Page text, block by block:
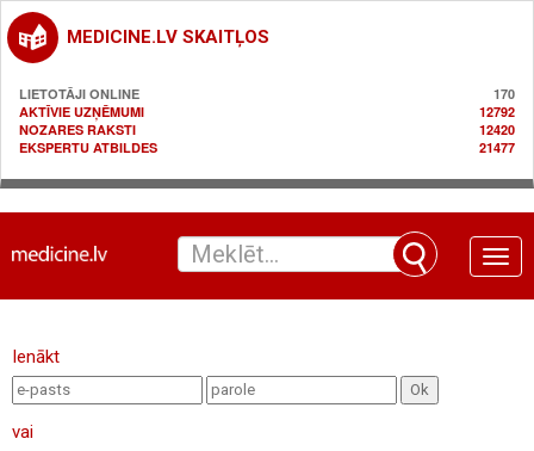
MEDICINE.LV SKAITĻOS
LIETOTĀJI ONLINE
170
AKTĪVIE UZŅĒMUMI
12792
NOZARES RAKSTI
12420
EKSPERTU ATBILDES
21477
Toggle
Ienākt
vai